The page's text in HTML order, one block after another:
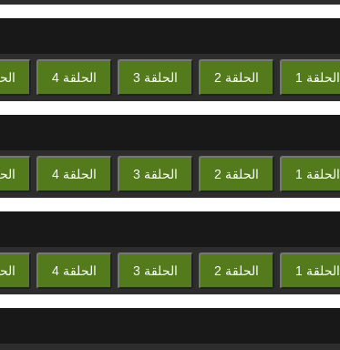
الحلقة 1 الحلقة 2 الحلقة 3 الحلقة 4
الحلقة 1 الحلقة 2 الحلقة 3 الحلقة 4
الحلقة 1 الحلقة 2 الحلقة 3 الحلقة 4